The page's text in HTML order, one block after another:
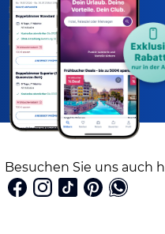
Besuchen Sie uns auch